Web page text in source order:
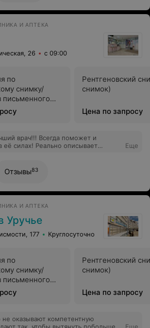
И АПТЕКА
26 с 09:00
по
снимку/
письменного
Рентгеновский
снимок)
Цена по запросу
врач!!! Всегда поможет и
её силах! Реально описывает
Еще
Отзывы83
И АПТЕКА
Уручье
177 Круглосуточно
по
снимку/
письменного
Рентгеновский
снимок)
Цена по запросу
не оказывают компетентную